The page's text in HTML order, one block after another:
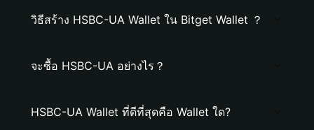
วิธีสร้าง HSBC-UA Wallet ใน Bitget Wallet ？
จะซื้อ HSBC-UA อย่างไร？
HSBC-UA Wallet ที่ดีที่สุดคือ Wallet ใด?